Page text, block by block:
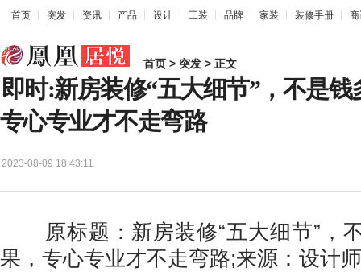
首页 突发 资讯 产品 设计 工装 品牌 家装 装修手册
首页 > 突发 > 正文
即时:新房装修“五大细节”，不是
专心专业才不走弯路
2023-08-09 18:43:11
原标题：新房装修“五大细节”，
果，专心专业才不走弯路;来源：设计